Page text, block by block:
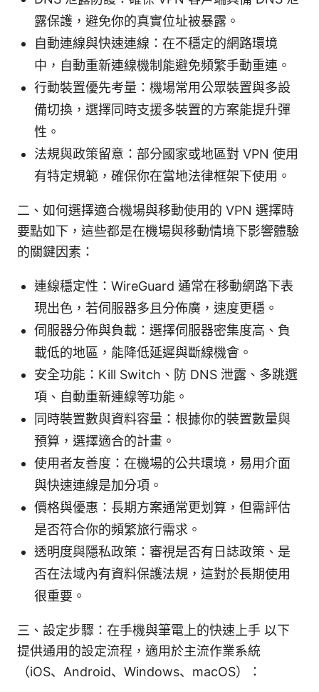
露保護，避免你的真實位址被暴露。
自動連線與快速連線：在不穩定的網路環境
中，自動重新連線機制能避免頻繁手動重連。
行動裝置優先考量：機場常用公眾裝置與多設
備切換，選擇同時支援多裝置的方案能提升彈
性。
法規與政策留意：部分國家或地區對 VPN 使用
有特定規範，確保你在當地法律框架下使用。
二、如何選擇適合機場與移動使用的 VPN 選擇時
要點如下，這些都是在機場與移動情境下影響體驗
的關鍵因素：
連線穩定性：WireGuard 通常在移動網路下表
現出色，若伺服器多且分佈廣，速度更穩。
伺服器分佈與負載：選擇伺服器密集度高、負
載低的地區，能降低延遲與斷線機會。
安全功能：Kill Switch、防 DNS 泄露、多跳選
項、自動重新連線等功能。
同時裝置數與資料容量：根據你的裝置數量與
預算，選擇適合的計畫。
使用者友善度：在機場的公共環境，易用介面
與快速連線是加分項。
價格與優惠：長期方案通常更划算，但需評估
是否符合你的頻繁旅行需求。
透明度與隱私政策：審視是否有日誌政策、是
否在法域內有資料保護法規，這對於長期使用
很重要。
三、設定步驟：在手機與筆電上的快速上手 以下
提供通用的設定流程，適用於主流作業系統
（iOS、Android、Windows、macOS）：